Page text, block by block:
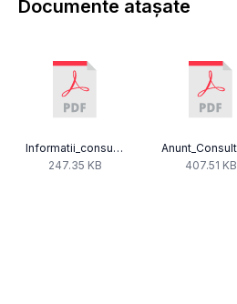
Documente atașate
Informatii_consultarea_pietei_pentru_site_cna.pdf
247.35 KB
407.51 KB